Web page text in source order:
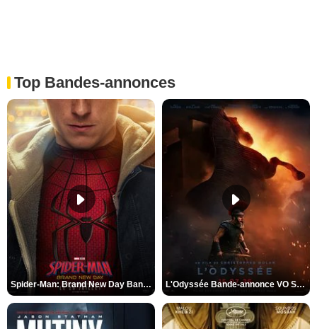
Top Bandes-annonces
Spider-Man: Brand New Day Bande-annonce VO STFR L'Odyssée Bande-annonce VO STFR